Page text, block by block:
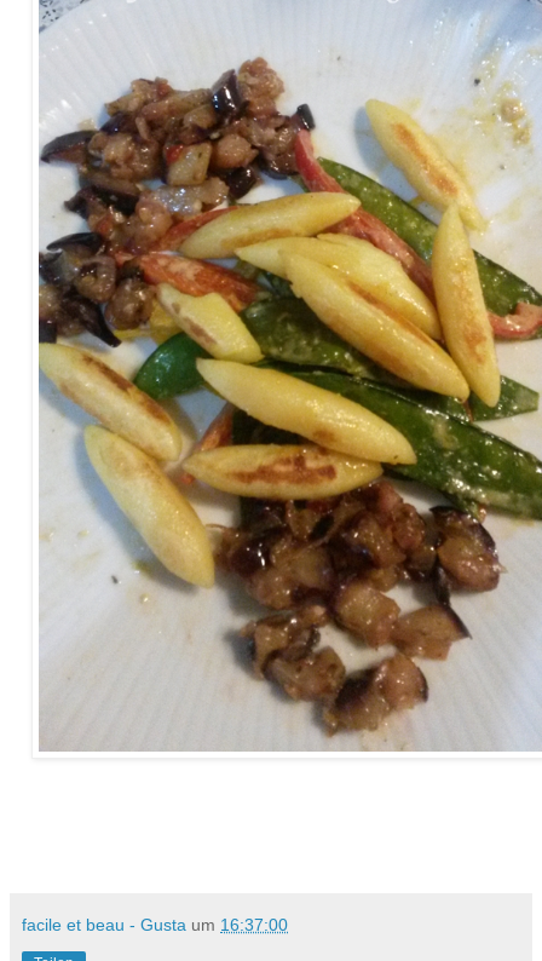
facile et beau - Gusta um 16:37:00